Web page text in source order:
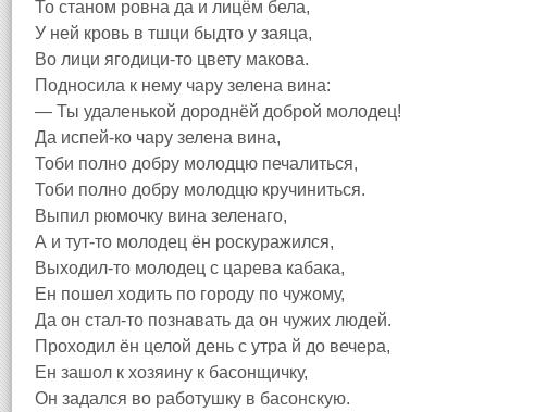
То станом ровна да и лицём бела,
У ней кровь в тшци быдто у заяца,
Во лици ягодици-то цвету макова.
Подносила к нему чару зелена вина:
— Ты удаленькой дороднёй доброй молодец!
Да испей-ко чару зелена вина,
Тоби полно добру молодцю печалиться,
Тоби полно добру молодцю кручиниться.
Выпил рюмочку вина зеленаго,
А и тут-то молодец ён роскуражился,
Выходил-то молодец с царева кабака,
Ен пошел ходить по городу по чужому,
Да он стал-то познавать да он чужих людей.
Проходил ён целой день с утра й до вечера,
Ен зашол к хозяину к басонщичку,
Он задался во работушку в басонскую.